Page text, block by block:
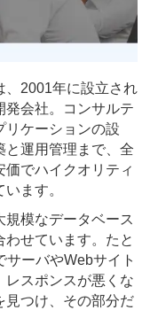
、2001年に設立され
発会社。コンサルテ
リケーションの設
と運用管理まで、全
でハイクオリティ
ます。
規模なデータベース
せています。たと
サーバやWebサイト
レスポンスが悪くな
見つけ、その部分だ